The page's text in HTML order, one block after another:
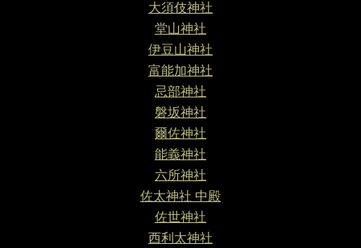
大須伎神社
堂山神社
伊豆山神社
富能加神社
忌部神社
磐坂神社
爾佐神社
能義神社
六所神社
佐太神社 中殿
佐世神社
西利太神社